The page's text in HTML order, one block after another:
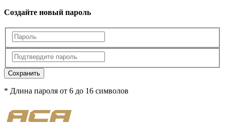
Создайте новый пароль
Сохранить
* Длина пароля от 6 до 16 символов